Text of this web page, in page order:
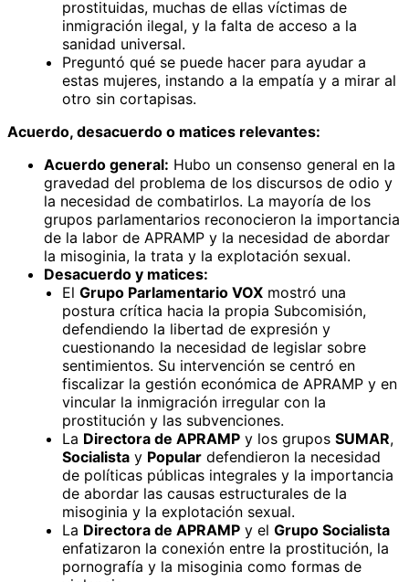
prostituidas, muchas de ellas víctimas de
inmigración ilegal, y la falta de acceso a la
sanidad universal.
Preguntó qué se puede hacer para ayudar a
estas mujeres, instando a la empatía y a mirar al
otro sin cortapisas.
Acuerdo, desacuerdo o matices relevantes:
Acuerdo general: Hubo un consenso general en la
gravedad del problema de los discursos de odio y
la necesidad de combatirlos. La mayoría de los
grupos parlamentarios reconocieron la importancia
de la labor de APRAMP y la necesidad de abordar
la misoginia, la trata y la explotación sexual.
Desacuerdo y matices:
El Grupo Parlamentario VOX mostró una
postura crítica hacia la propia Subcomisión,
defendiendo la libertad de expresión y
cuestionando la necesidad de legislar sobre
sentimientos. Su intervención se centró en
fiscalizar la gestión económica de APRAMP y en
vincular la inmigración irregular con la
prostitución y las subvenciones.
La Directora de APRAMP y los grupos SUMAR,
Socialista y Popular defendieron la necesidad
de políticas públicas integrales y la importancia
de abordar las causas estructurales de la
misoginia y la explotación sexual.
La Directora de APRAMP y el Grupo Socialista
enfatizaron la conexión entre la prostitución, la
pornografía y la misoginia como formas de